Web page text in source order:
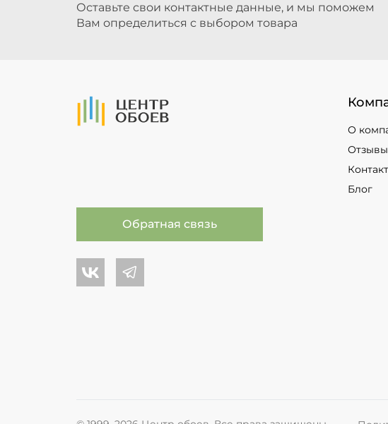
Оставьте свои контактные данные, и мы поможем
Вам определиться с выбором товара
На Главную
О
Отзывы
Блог
Обратная связь
Центр обоев во Вконтакте
Центр обоев в Телеграме